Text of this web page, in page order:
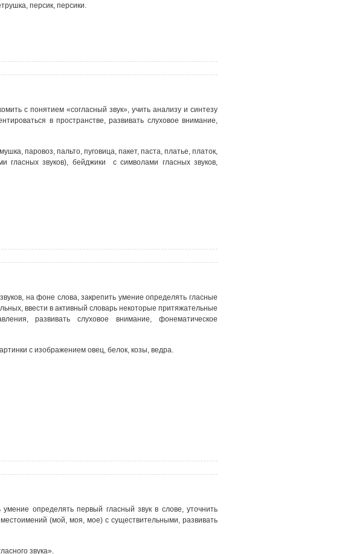
персик, персики.
с понятием «согласный звук», учить анализу и синтезу
в пространстве, развивать слуховое внимание,
паровоз, пальто, пуговица, пакет, паста, платье, платок,
гласных звуков), бейджики с символами гласных звуков,
на фоне слова, закрепить умение определять гласные
ввести в активный словарь некоторые притяжательные
развивать слуховое внимание, фонематическое
с изображением овец, белок, козы, ведра.
определять первый гласный звук в слове, уточнить
(мой, моя, мое) с существительными, развивать
звука».